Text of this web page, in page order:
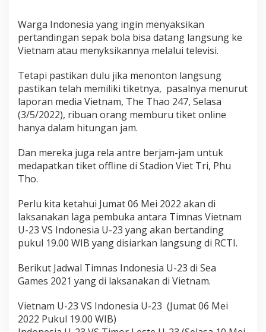
Warga Indonesia yang ingin menyaksikan
pertandingan sepak bola bisa datang langsung ke
Vietnam atau menyksikannya melalui televisi.
Tetapi pastikan dulu jika menonton langsung
pastikan telah memiliki tiketnya, pasalnya menurut
laporan media Vietnam, The Thao 247, Selasa
(3/5/2022), ribuan orang memburu tiket online
hanya dalam hitungan jam.
Dan mereka juga rela antre berjam-jam untuk
medapatkan tiket offline di Stadion Viet Tri, Phu
Tho.
Perlu kita ketahui Jumat 06 Mei 2022 akan di
laksanakan laga pembuka antara Timnas Vietnam
U-23 VS Indonesia U-23 yang akan bertanding
pukul 19.00 WIB yang disiarkan langsung di RCTI.
Berikut Jadwal Timnas Indonesia U-23 di Sea
Games 2021 yang di laksanakan di Vietnam.
Vietnam U-23 VS Indonesia U-23 (Jumat 06 Mei
2022 Pukul 19.00 WIB)